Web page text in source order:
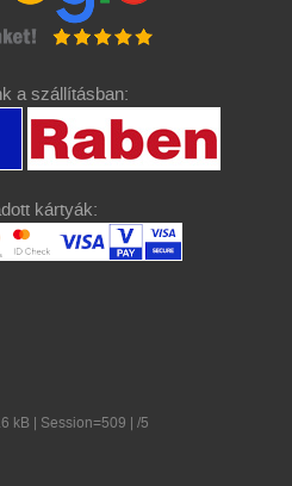
a szállításban:
kártyák:
kB | Session=509 | /5